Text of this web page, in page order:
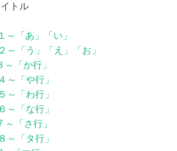
トル
「あ」「い」
「う」「え」「お」
「か行」
「や行」
「わ行」
「な行」
「さ行」
「タ行」